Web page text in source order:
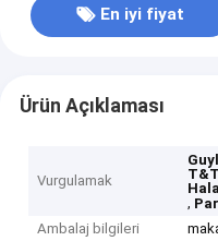
En iyi fiyat
Ürün Açıklaması
Vurgulamak
,
Ambalaj bilgileri